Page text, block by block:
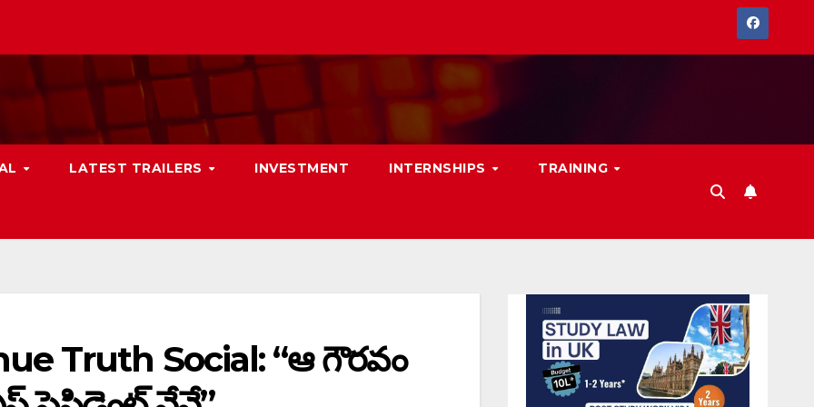
LATEST TRAILERS INVESTMENT INTERNSHIPS TRAINING
Truth Social: “ఆ గౌరవం